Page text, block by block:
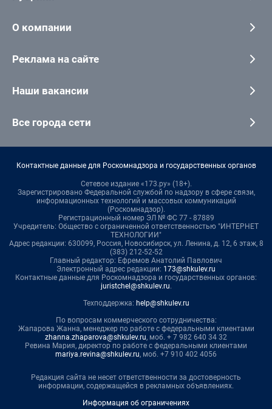
О компании
Реклама на сайте
Наши вакансии
Все города сети
Контактные данные для Роскомнадзора и государственных органов
Сетевое издание «173.ру» (18+).
Зарегистрировано Федеральной службой по надзору в сфере связи,
информационных технологий и массовых коммуникаций
(Роскомнадзор).
Регистрационный номер ЭЛ № ФС 77 - 87889
Учредитель: Общество с ограниченной ответственностью "ИНТЕРНЕТ
ТЕХНОЛОГИИ"
Адрес редакции: 630099, Россия, Новосибирск, ул. Ленина, д. 12, 6 этаж, 8
(383) 212-52-52
Главный редактор: Ефремов Анатолий Павлович
Электронный адрес редакции: 173@shkulev.ru
Контактные данные для Роскомнадзора и государственных органов:
juristchel@shkulev.ru.
Техподдержка: help@shkulev.ru
По вопросам коммерческого сотрудничества:
Жапарова Жанна, менеджер по работе с федеральными клиентами
zhanna.zhaparova@shkulev.ru, моб. + 7 982 640 34 32
Ревина Мария, директор по работе с федеральными клиентами
mariya.revina@shkulev.ru, моб. +7 910 402 4056
Редакция сайта не несет ответственности за достоверность
информации, содержащейся в рекламных объявлениях.
Информация об ограничениях